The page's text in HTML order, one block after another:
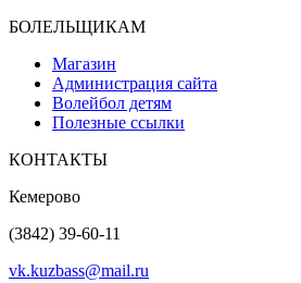
БОЛЕЛЬЩИКАМ
Магазин
Администрация сайта
Волейбол детям
Полезные ссылки
КОНТАКТЫ
Кемерово
(3842) 39-60-11
vk.kuzbass@mail.ru